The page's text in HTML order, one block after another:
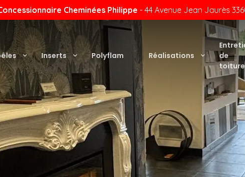
Cheminées Philippe - 44 Avenue Jean Jaurès
Inserts Polyflam Réalisations
de
toiture